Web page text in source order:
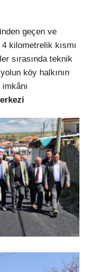
geçen ve
kilometrelik kısmı
sırasında teknik
köy halkının